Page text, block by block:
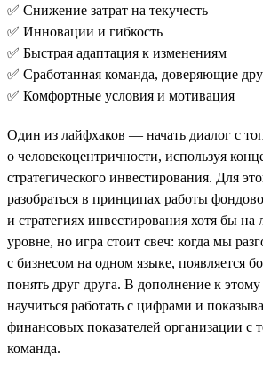
✅ Снижение затрат на текучесть
✅ Инновации и гибкость
✅ Быстрая адаптация к изменениям
✅ Сработанная команда, доверяющие
✅ Комфортные условия и мотивация
Один из лайфхаков — начать диалог с
о человекоцентричности, используя
стратегического инвестирования. Для
разобраться в принципах работы
и стратегиях инвестирования хотя бы на
уровне, но игра стоит свеч: когда мы
с бизнесом на одном языке, появляется
понять друг друга. В дополнение к
научиться работать с цифрами и
финансовых показателей организации с
команда.